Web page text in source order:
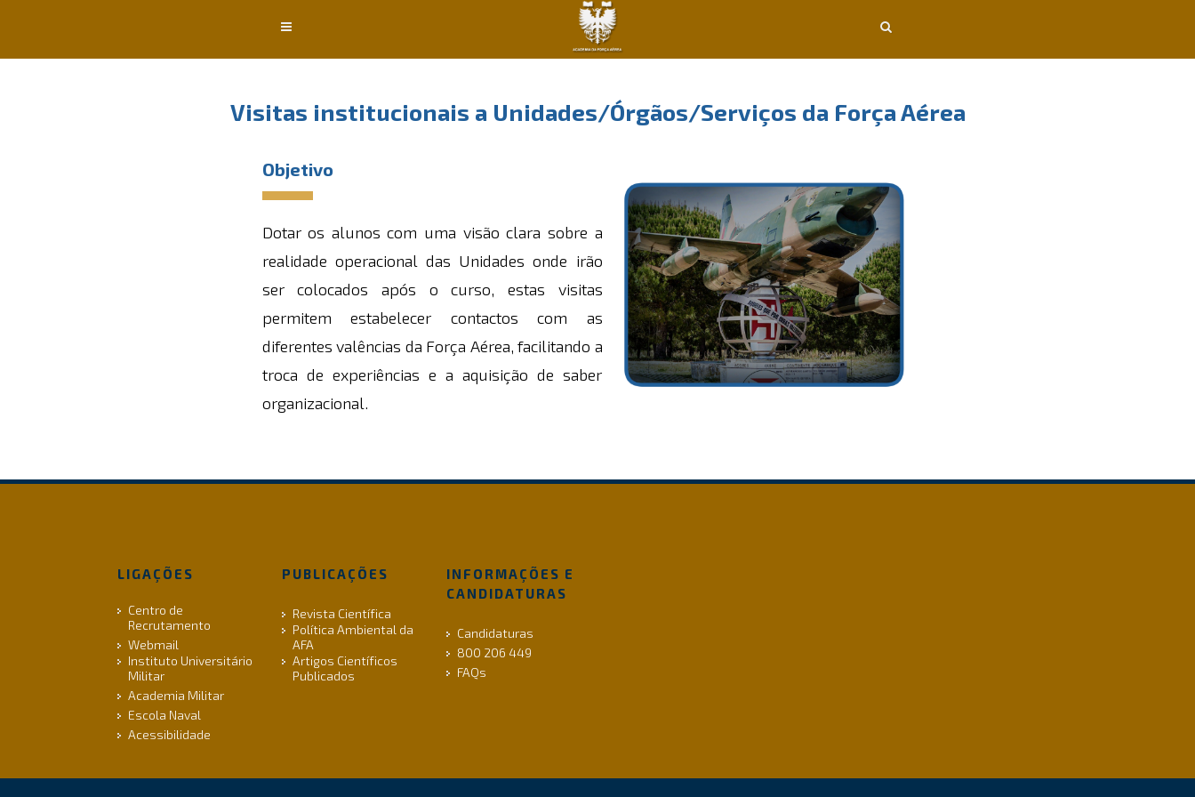
Visitas institucionais a Unidades/Órgãos/Serviços da Força Aérea
Objetivo
Dotar os alunos com uma visão clara sobre a
realidade operacional das Unidades onde irão
ser colocados após o curso, estas visitas
permitem estabelecer contactos com as
diferentes valências da Força Aérea, facilitando a
troca de experiências e a aquisição de saber
organizacional.
LIGAÇÕES
Centro de
Recrutamento
Webmail
Instituto Universitário
Militar
Academia Militar
Escola Naval
Acessibilidade
PUBLICAÇÕES
Revista Científica
Política Ambiental da
AFA
Artigos Científicos
Publicados
INFORMAÇÕES E
CANDIDATURAS
Candidaturas
800 206 449
FAQs